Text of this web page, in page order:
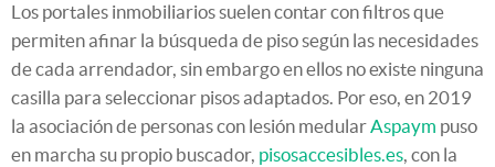
Los portales inmobiliarios suelen contar con filtros que
permiten afinar la búsqueda de piso según las necesidades
de cada arrendador, sin embargo en ellos no existe ninguna
casilla para seleccionar pisos adaptados. Por eso, en 2019
la asociación de personas con lesión medularAspaym puso
en marcha su propio buscador, pisosaccesibles.es, con la